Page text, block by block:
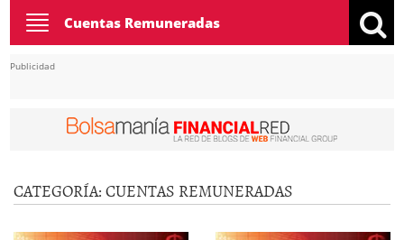
Toggle
navigation
Cuentas Remuneradas
Publicidad
CATEGORÍA: CUENTAS REMUNERADAS